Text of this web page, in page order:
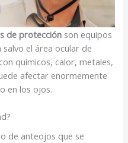
de protección son equipos
el área ocular de
químicos, calor, metales,
afectar enormemente
en los ojos.
de anteojos que se